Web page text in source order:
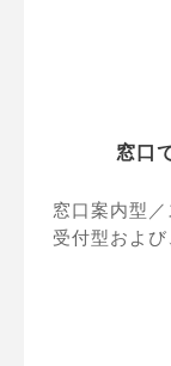
窓口
窓口案内型
受付型および